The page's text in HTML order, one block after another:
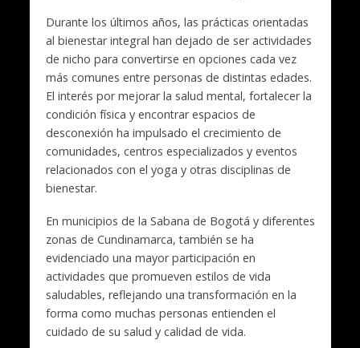
Durante los últimos años, las prácticas orientadas
al bienestar integral han dejado de ser actividades
de nicho para convertirse en opciones cada vez
más comunes entre personas de distintas edades.
El interés por mejorar la salud mental, fortalecer la
condición física y encontrar espacios de
desconexión ha impulsado el crecimiento de
comunidades, centros especializados y eventos
relacionados con el yoga y otras disciplinas de
bienestar.
En municipios de la Sabana de Bogotá y diferentes
zonas de Cundinamarca, también se ha
evidenciado una mayor participación en
actividades que promueven estilos de vida
saludables, reflejando una transformación en la
forma como muchas personas entienden el
cuidado de su salud y calidad de vida.